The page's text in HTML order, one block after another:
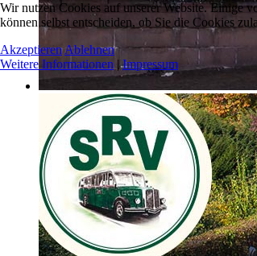
Wir nutzen Cookies auf unserer Website. Einige
können selbst entscheiden, ob Sie die Cookies
Akzeptieren Ablehnen
Weitere Informationen |Impressum